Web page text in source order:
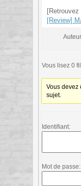
[Review]
Auteur
Vous lisez 0
Vous devez
sujet.
Identifiant:
Mot de passe: